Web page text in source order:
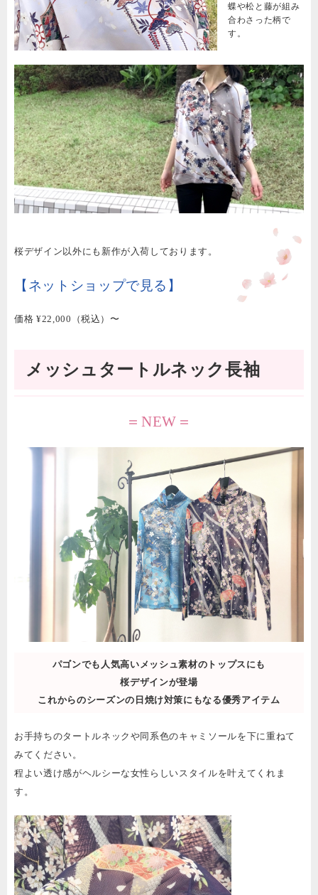
蝶や松と藤が組み
合わさった柄で
す。
桜デザイン以外にも新作が入荷しております。
【ネットショップで見る】
価格 ¥22,000（税込）〜
メッシュタートルネック長袖
＝NEW＝
パゴンでも人気高いメッシュ素材のトップスにも
桜デザインが登場
これからのシーズンの日焼け対策にもなる優秀アイテム
お手持ちのタートルネックや同系色のキャミソールを下に重ねて
みてください。
程よい透け感がヘルシーな女性らしいスタイルを叶えてくれま
す。